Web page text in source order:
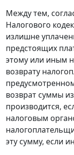
Между тем,
Налогового
излишне
предстоящих
этому или иным
возврату
возврат суммы
производится,
налоговым
эту сумму, если